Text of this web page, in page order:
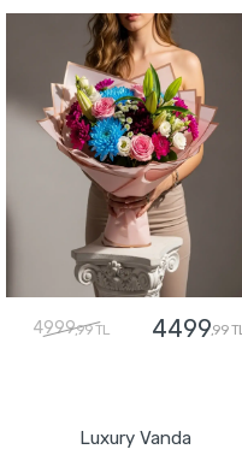
4999,99 TL 4499,99 TL
Luxury Vanda